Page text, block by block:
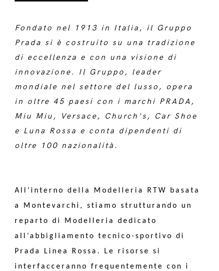
Fondato nel 1913 in Italia, il Gruppo
Prada si è costruito su una tradizione
di eccellenza e con una visione di
innovazione. Il Gruppo, leader
mondiale nel settore del lusso, opera
in oltre 45 paesi con i marchi PRADA,
Miu Miu, Versace, Church's, Car Shoe
e Luna Rossa e conta dipendenti di
oltre 100 nazionalità.
All’interno della Modelleria RTW basata
a Montevarchi, stiamo strutturando un
reparto di Modelleria dedicato
all’abbigliamento tecnico-sportivo di
Prada Linea Rossa. Le risorse si
interfacceranno frequentemente con i